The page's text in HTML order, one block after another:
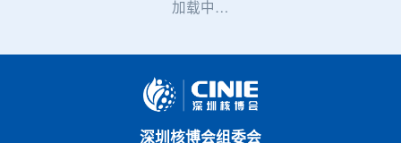
加载中…
深圳核博会组委会